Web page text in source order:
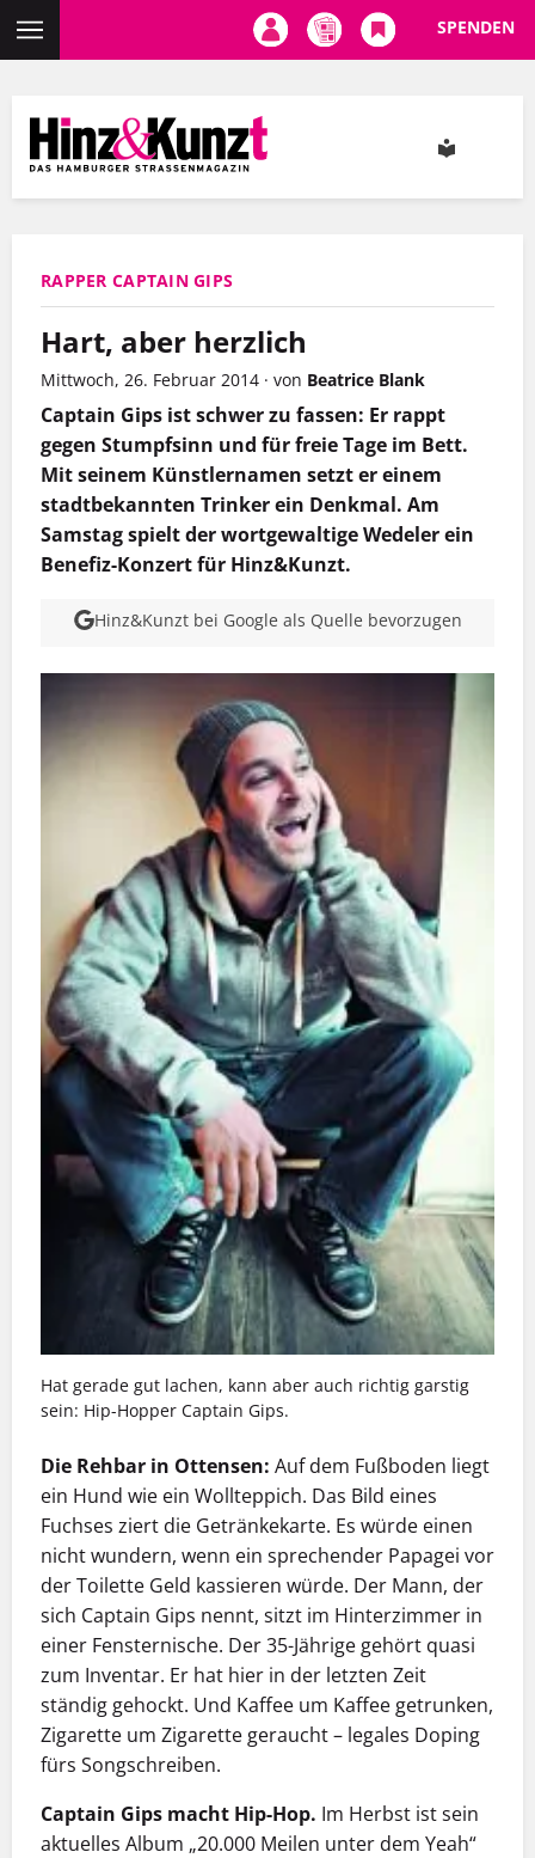
Inhalt
SPENDEN
RAPPER CAPTAIN GIPS
Hart, aber herzlich
Mittwoch, 26. Februar 2014 · von Beatrice Blank
Captain Gips ist schwer zu fassen: Er rappt
gegen Stumpfsinn und für freie Tage im Bett.
Mit seinem Künstlernamen setzt er einem
stadtbekannten Trinker ein Denkmal. Am
Samstag spielt der wortgewaltige Wedeler ein
Benefiz-Konzert für Hinz&Kunzt.
Hinz&Kunzt bei Google als Quelle bevorzugen
Hat gerade gut lachen, kann aber auch richtig garstig
sein: Hip-Hopper Captain Gips.
Die Rehbar in Ottensen: Auf dem Fußboden liegt
ein Hund wie ein Wollteppich. Das Bild eines
Fuchses ziert die Getränkekarte. Es würde einen
nicht wundern, wenn ein sprechender Papagei vor
der Toilette Geld kassieren würde. Der Mann, der
sich Captain Gips nennt, sitzt im Hinterzimmer in
einer Fensternische. Der 35-Jährige gehört quasi
zum Inventar. Er hat hier in der letzten Zeit
ständig gehockt. Und Kaffee um Kaffee getrunken,
Zigarette um Zigarette geraucht – legales Doping
fürs Songschreiben.
Captain Gips macht Hip-Hop. Im Herbst ist sein
aktuelles Album „20.000 Meilen unter dem Yeah“